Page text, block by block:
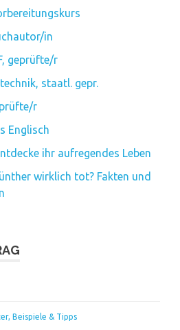
in
geprüfte/r
staatl. gepr.
r
Englisch
ihr aufregendes Leben
wirklich tot? Fakten und
Beispiele & Tipps